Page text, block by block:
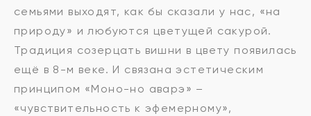
семьями выходят, как бы сказали у нас, «на
природу» и любуются цветущей сакурой.
Традиция созерцать вишни в цвету появилась
ещё в 8-м веке. И связана эстетическим
принципом «Моно-но аварэ» –
«чувствительность к эфемерному»,